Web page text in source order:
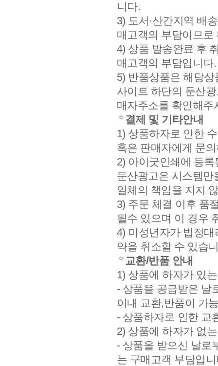
니다.
3) 도서·산간지역 배
매고객의 부담이므
4) 상품 발송완료 후
매고객의 부담입니다.
5) 반품상품은 해당
사이트 하단의 둔산
매자주소를 확인해주
결제 및 기타안내
1) 상품하자로 인한
혹은 판매자에게 문
2) 아이굿인쇄에 등
둔산광고은 시스템
일체의 책임을 지지
3) 주문 체결 이후 품
될수 있으며 이 경우
4) 미성년자가 법정
약을 취소할 수 있습
교환/반품 안내
1) 상품에 하자가 있
- 상품을 공급받은 날
이내 교환,반품이 가
- 상품하자로 인한 교
2) 상품에 하자가 없
- 상품을 받으신 날로
는 구매고객 부담입